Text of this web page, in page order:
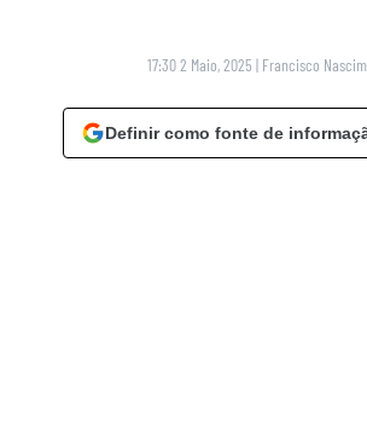
17:30 2 Maio, 2025 | Francisco
Definir como fonte de